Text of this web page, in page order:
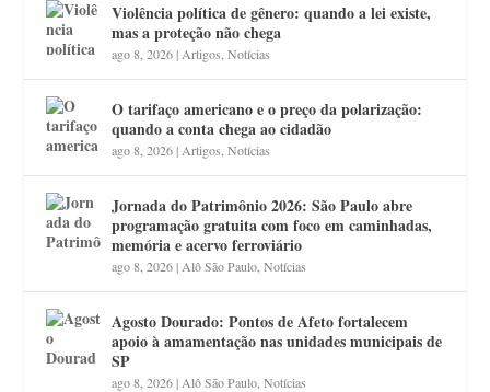
Violência política de gênero: quando a lei existe,
mas a proteção não chega
ago 8, 2026| Artigos ,Notícias
O tarifaço americano e o preço da polarização:
quando a conta chega ao cidadão
ago 8, 2026| Artigos ,Notícias
Jornada do Patrimônio 2026: São Paulo abre
programação gratuita com foco em caminhadas,
memória e acervo ferroviário
ago 8, 2026| Alô São Paulo ,Notícias
Agosto Dourado: Pontos de Afeto fortalecem
apoio à amamentação nas unidades municipais de
SP
ago 8, 2026| Alô São Paulo ,Notícias